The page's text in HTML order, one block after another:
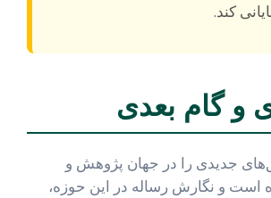
کند.
و گام بعدی
جدیدی را در جهان پژوهش و
و نگارش رساله در این حوزه،